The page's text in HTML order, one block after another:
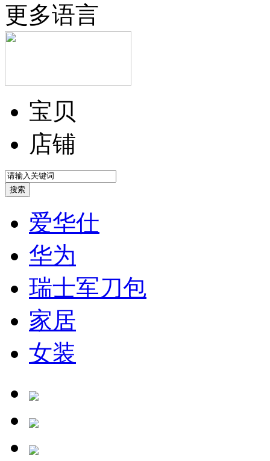
更多语言
宝贝
店铺
爱华仕
华为
瑞士军刀包
家居
女装